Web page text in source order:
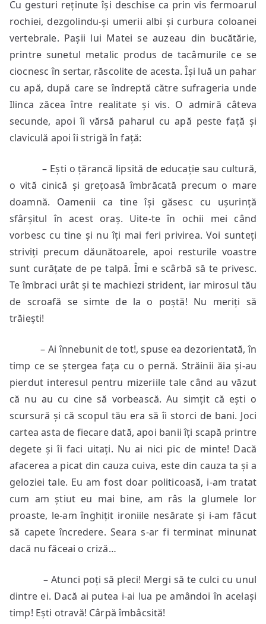
Cu gesturi reținute își deschise ca prin vis fermoarul
rochiei, dezgolindu-și umerii albi și curbura coloanei
vertebrale. Pașii lui Matei se auzeau din bucătărie,
printre sunetul metalic produs de tacâmurile ce se
ciocnesc în sertar, răscolite de acesta. Își luă un pahar
cu apă, după care se îndreptă către sufrageria unde
Ilinca zăcea între realitate și vis. O admiră câteva
secunde, apoi îi vărsă paharul cu apă peste față și
claviculă apoi îi strigă în față:
– Ești o țărancă lipsită de educație sau cultură,
o vită cinică și grețoasă îmbrăcată precum o mare
doamnă. Oamenii ca tine își găsesc cu ușurință
sfârșitul în acest oraș. Uite-te în ochii mei când
vorbesc cu tine și nu îți mai feri privirea. Voi sunteți
striviți precum dăunătoarele, apoi resturile voastre
sunt curățate de pe talpă. Îmi e scârbă să te privesc.
Te îmbraci urât și te machiezi strident, iar mirosul tău
de scroafă se simte de la o poștă! Nu meriți să
trăiești!
– Ai înnebunit de tot!, spuse ea dezorientată, în
timp ce se ștergea fața cu o pernă. Străinii ăia și-au
pierdut interesul pentru mizeriile tale când au văzut
că nu au cu cine să vorbească. Au simțit că ești o
scursură și că scopul tău era să îi storci de bani. Joci
cartea asta de fiecare dată, apoi banii îți scapă printre
degete și îi faci uitați. Nu ai nici pic de minte! Dacă
afacerea a picat din cauza cuiva, este din cauza ta și a
geloziei tale. Eu am fost doar politicoasă, i-am tratat
cum am știut eu mai bine, am râs la glumele lor
proaste, le-am înghițit ironiile nesărate și i-am făcut
să capete încredere. Seara s-ar fi terminat minunat
dacă nu făceai o criză…
– Atunci poți să pleci! Mergi să te culci cu unul
dintre ei. Dacă ai putea i-ai lua pe amândoi în același
timp! Ești otravă! Cârpă îmbâcsită!